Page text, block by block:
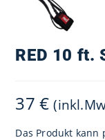
RED 10 ft.
37€
Das Produkt